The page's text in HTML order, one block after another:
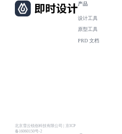
北京雪云锐创科技有限公司 | 京ICP
备16060150号-2
产品
设计工具
原型工具
PRD 文档